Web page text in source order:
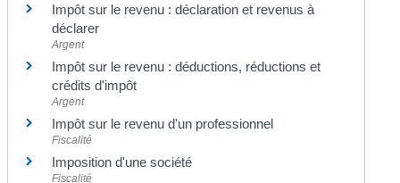
Impôt sur le revenu : déclaration et revenus à
déclarer
Argent
Impôt sur le revenu : déductions, réductions et
crédits d'impôt
Argent
Impôt sur le revenu d'un professionnel
Fiscalité
Imposition d'une société
Fiscalité